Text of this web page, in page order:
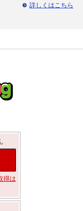
詳しくはこちら
得は